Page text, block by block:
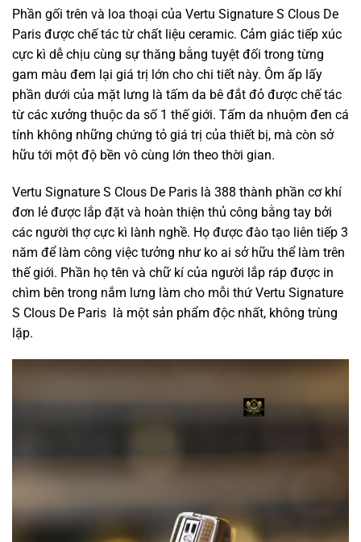
Phần gối trên và loa thoại của Vertu Signature S Clous De
Paris được chế tác từ chất liệu ceramic. Cảm giác tiếp xúc
cực kì dễ chịu cùng sự thăng bằng tuyệt đối trong từng
gam màu đem lại giá trị lớn cho chi tiết này. Ôm ấp lấy
phần dưới của mặt lưng là tấm da bê đắt đỏ được chế tác
từ các xưởng thuộc da số 1 thế giới. Tấm da nhuộm đen cá
tính không những chứng tỏ giá trị của thiết bị, mà còn sở
hữu tới một độ bền vô cùng lớn theo thời gian.
Vertu Signature S Clous De Paris là 388 thành phần cơ khí
đơn lẻ được lắp đặt và hoàn thiện thủ công bằng tay bởi
các người thợ cực kì lành nghề. Họ được đào tạo liên tiếp 3
năm để làm công việc tưởng như ko ai sở hữu thể làm trên
thế giới. Phần họ tên và chữ kí của người lắp ráp được in
chìm bên trong nắm lưng làm cho mỗi thứ Vertu Signature
S Clous De Paris là một sản phẩm độc nhất, không trùng
lặp.